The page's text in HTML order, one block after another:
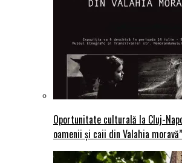
Oportunitate culturală la Cluj-
oamenii și caii din Valahia moravă”